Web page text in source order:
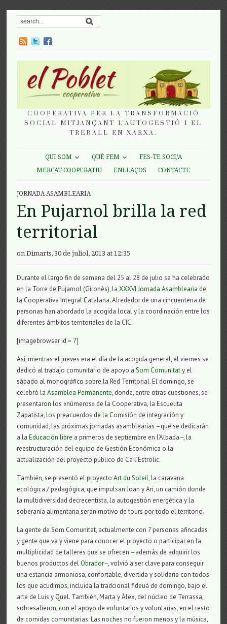
COOPERATIVA PER LA TRANSFORMACIÓ
SOCIAL MITJANÇANT L'AUTOGESTIÓ I EL
TREBALL EN XARXA.
QUI SOM QUÈ FEM
FES-TE SOCI/A
MERCAT COOPERATIU
ENLLAÇOS CONTACTE
JORNADA ASAMBLEARIA
En Pujarnol brilla la red
territorial
on Dimarts, 30 de juliol, 2013 at 12:35
Durante el largo fin de semana del 25 al 28 de julio se ha celebrado
en la Torre de Pujarnol (Gironès), laXXXVI Jornada Asamblearia de
la Cooperativa Integral Catalana. Alrededor de una cincuentena de
personas han abordado la acogida local y la coordinación entre los
diferentes ámbitos territoriales de la CIC.
[imagebrowser id = 7]
Así, mientras el jueves era el día de la acogida general, el viernes se
dedicó al trabajo comunitario de apoyo aSom Comunitaty el
sábado al monográfico sobre la Red Territorial. El domingo, se
celebró laAsamblea Permanente, donde, entre otras cuestiones, se
presentaron los «números» de la Cooperativa, la Escuelita
Zapatista, los preacuerdos de la Comisión de integración y
comunidad, las próximas jornadas asamblearias –que se dedicarán
a laEducación libre a primeros de septiembre en l’Albada–, la
reestructuración del equipo de Gestión Económica o la
actualización del proyecto público de Ca l’Estrolic.
También, se presentó el proyectoArt du Soleil, la caravana
ecológica / pedagógica, que impulsan Joan y Ari, un camión donde
la multidiversidad decrecentista, la autogestión energética y la
soberanía alimentaria serán motivo de tours por todo el territorio.
La gente de Som Comunitat, actualmente con 7 personas afincadas
y gente que va y viene para conocer el proyecto o participar en la
multiplicidad de talleres que se ofrecen –además de adquirir los
buenos productos delObrador–, volvió a ser clave para conseguir
una estancia armoniosa, confortable, divertida y solidaria con todos
los que acudimos, incluida la tradcional fideuá de domingo, bajo el
arte de Luis y Quel. También, Marta y Àlex, del núcleo de Terrassa,
sobresalieron, con el apoyo de voluntarios y voluntarias, en el resto
de comidas comunitarias. Las noches no fueron menos y la música,